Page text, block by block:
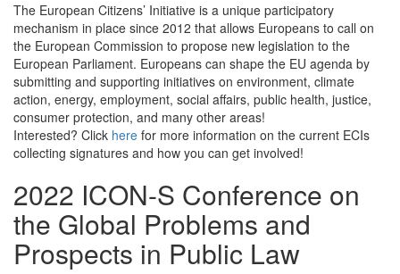
The European Citizens’ Initiative is a unique participatory
mechanism in place since 2012 that allows Europeans to call on
the European Commission to propose new legislation to the
European Parliament. Europeans can shape the EU agenda by
submitting and supporting initiatives on environment, climate
action, energy, employment, social affairs, public health, justice,
consumer protection, and many other areas!
Interested? Click here for more information on the current ECIs
collecting signatures and how you can get involved!
2022 ICON-S Conference on
the Global Problems and
Prospects in Public Law